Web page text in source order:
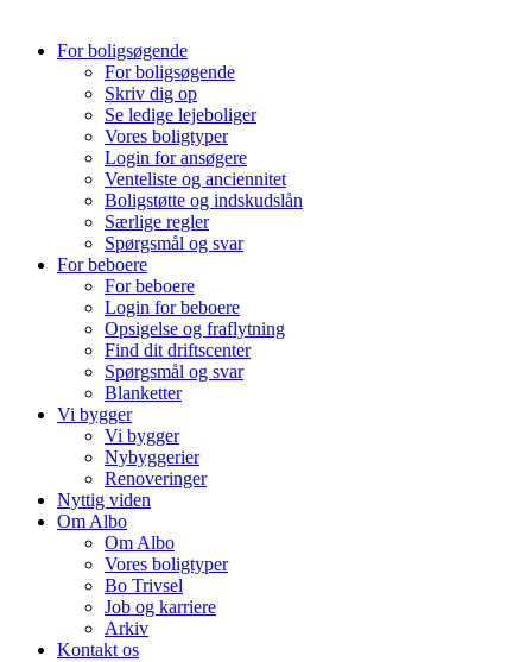
For boligsøgende
For boligsøgende
Skriv dig op
Se ledige lejeboliger
Vores boligtyper
Login for ansøgere
Venteliste og anciennitet
Boligstøtte og indskudslån
Særlige regler
Spørgsmål og svar
For beboere
For beboere
Login for beboere
Opsigelse og fraflytning
Find dit driftscenter
Spørgsmål og svar
Blanketter
Vi bygger
Vi bygger
Nybyggerier
Renoveringer
Nyttig viden
Om Albo
Om Albo
Vores boligtyper
Bo Trivsel
Job og karriere
Arkiv
Kontakt os